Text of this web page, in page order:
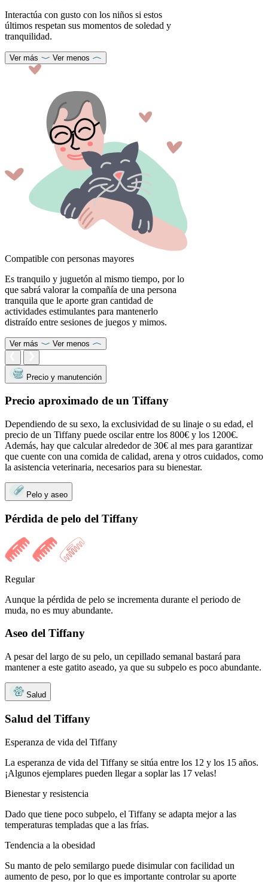
Interactúa con gusto con los niños si estos
últimos respetan sus momentos de soledad y
tranquilidad.
Ver más Ver menos
Compatible con personas mayores
Es tranquilo y juguetón al mismo tiempo, por lo
que sabrá valorar la compañía de una persona
tranquila que le aporte gran cantidad de
actividades estimulantes para mantenerlo
distraído entre sesiones de juegos y mimos.
Ver más Ver menos
Precio y manutención
Precio aproximado de un Tiffany
Dependiendo de su sexo, la exclusividad de su linaje o su edad, el
precio de un Tiffany puede oscilar entre los 800€ y los 1200€.
Además, hay que calcular alrededor de 30€ al mes para garantizar
que cuente con una comida de calidad, arena y otros cuidados, como
la asistencia veterinaria, necesarios para su bienestar.
Pelo y aseo
Pérdida de pelo del Tiffany
Regular
Aunque la pérdida de pelo se incrementa durante el periodo de
muda, no es muy abundante.
Aseo del Tiffany
A pesar del largo de su pelo, un cepillado semanal bastará para
mantener a este gatito aseado, ya que su subpelo es poco abundante.
Salud
Salud del Tiffany
Esperanza de vida del Tiffany
La esperanza de vida del Tiffany se sitúa entre los 12 y los 15 años.
¡Algunos ejemplares pueden llegar a soplar las 17 velas!
Bienestar y resistencia
Dado que tiene poco subpelo, el Tiffany se adapta mejor a las
temperaturas templadas que a las frías.
Tendencia a la obesidad
Su manto de pelo semilargo puede disimular con facilidad un
aumento de peso, por lo que es importante controlar su aporte